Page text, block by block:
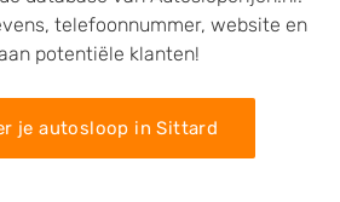
telefoonnummer, website en
potentiële klanten!
je autosloop in Sittard